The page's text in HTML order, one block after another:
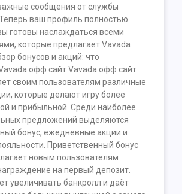
сообщения от службы
ваш профиль полностью
готовы наслаждаться всеми
которые предлагает Vavada
бонусов и акций: что
офф сайт Vavada офф сайт
своим пользователям различные
которые делают игру более
и прибыльной. Среди наиболее
предложений выделяются
бонус, ежедневные акции и
Приветственный бонус
новым пользователям
на первый депозит.
увеличивать банкролл и даёт